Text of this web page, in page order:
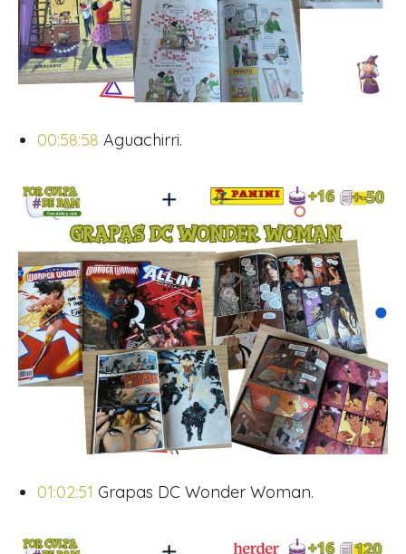
00:58:58 Aguachirri.
01:02:51 Grapas DC Wonder Woman.